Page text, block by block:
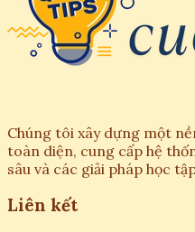
Chúng tôi xây dựng một
toàn diện, cung cấp hệ
sâu và các giải pháp học
Liên kết